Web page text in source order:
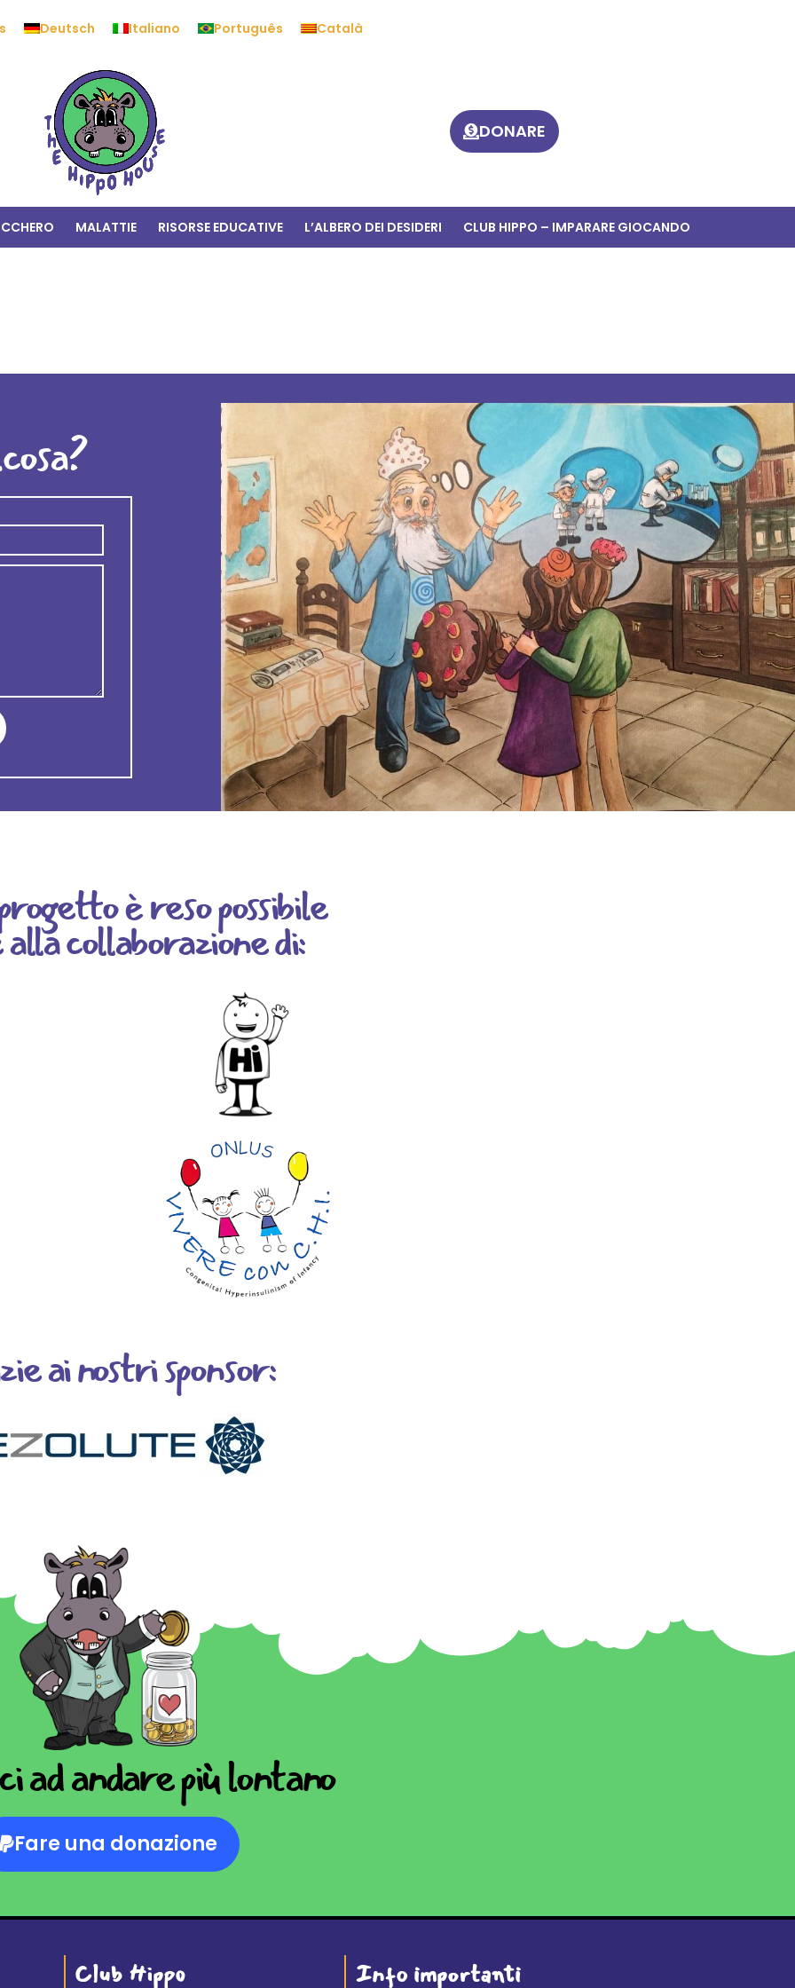
Deutsch Italiano Português Català
DONARE
MALATTIE RISORSE EDUCATIVE L’ALBERO DEI DESIDERI CLUB HIPPO – IMPARARE GIOCANDO
è reso possibile
collaborazione di:
ai nostri sponsor:
ad andare più lontano
Fare una donazione
Club Hippo Info importanti